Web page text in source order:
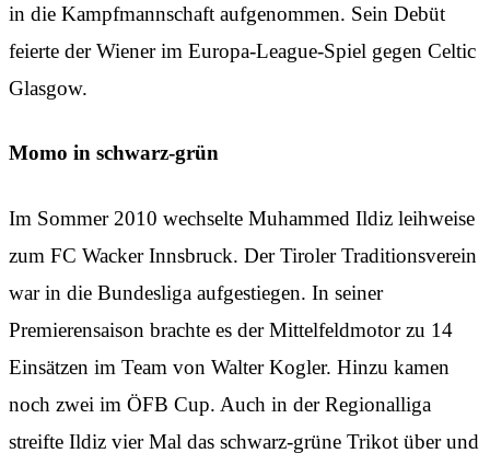
in die Kampfmannschaft aufgenommen. Sein Debüt
feierte der Wiener im Europa-League-Spiel gegen Celtic
Glasgow.
Momo in schwarz-grün
Im Sommer 2010 wechselte Muhammed Ildiz leihweise
zum FC Wacker Innsbruck. Der Tiroler Traditionsverein
war in die Bundesliga aufgestiegen. In seiner
Premierensaison brachte es der Mittelfeldmotor zu 14
Einsätzen im Team von Walter Kogler. Hinzu kamen
noch zwei im ÖFB Cup. Auch in der Regionalliga
streifte Ildiz vier Mal das schwarz-grüne Trikot über und